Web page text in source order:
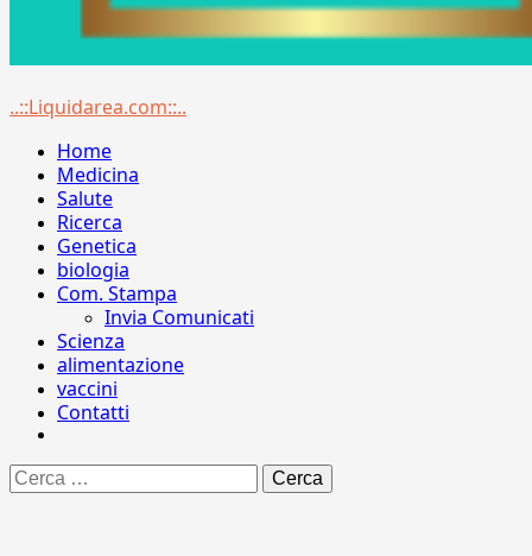
Menu
..::Liquidarea.com::..
Home
Medicina
Salute
Ricerca
Genetica
biologia
Com. Stampa
Invia Comunicati
Scienza
alimentazione
vaccini
Contatti
Ricerca
per: